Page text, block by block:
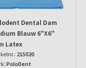
Dental Dam
Blauw 6"x6"
Latex
215020
PoloDent